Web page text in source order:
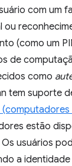
com um
ou
(como um
de
como
tem suporte
estão
Os usuários
a